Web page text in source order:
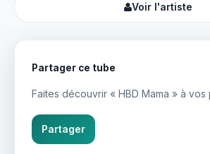
Voir l'artiste
Partager ce tube
Faites découvrir « HBD Mama » à vos
Partager